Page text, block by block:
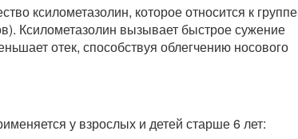
ксилометазолин, которое относится к группе
Ксилометазолин вызывает быстрое сужение
отек, способствуя облегчению носового
у взрослых и детей старше 6 лет: